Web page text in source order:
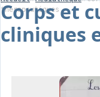
Association
Interprétariat
thérapeutiques
Corps et
cliniques